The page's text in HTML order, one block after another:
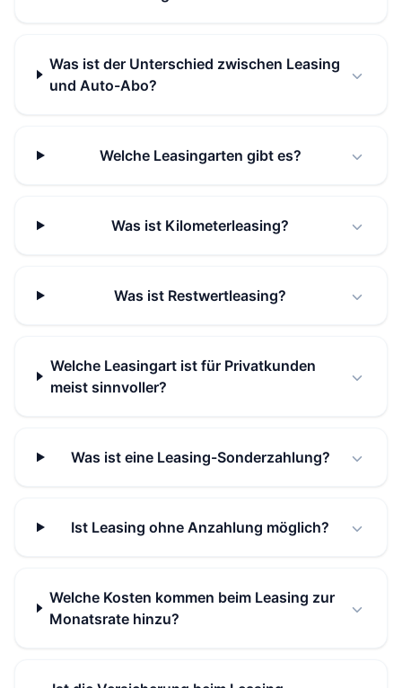
Was ist der Unterschied zwischen Leasing
und Auto-Abo?
Welche Leasingarten gibt es?
Was ist Kilometerleasing?
Was ist Restwertleasing?
Welche Leasingart ist für Privatkunden
meist sinnvoller?
Was ist eine Leasing-Sonderzahlung?
Ist Leasing ohne Anzahlung möglich?
Welche Kosten kommen beim Leasing zur
Monatsrate hinzu?